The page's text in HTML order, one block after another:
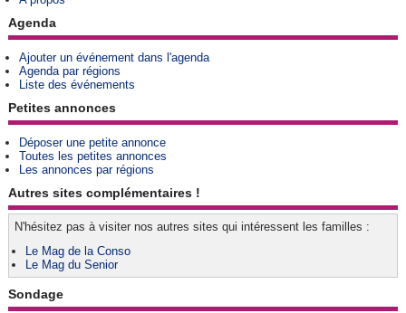
Agenda
Ajouter un événement dans l'agenda
Agenda par régions
Liste des événements
Petites annonces
Déposer une petite annonce
Toutes les petites annonces
Les annonces par régions
Autres sites complémentaires !
N'hésitez pas à visiter nos autres sites qui intéressent les familles :
Le Mag de la Conso
Le Mag du Senior
Sondage